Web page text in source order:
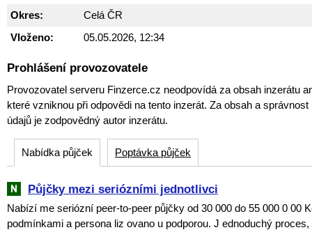
Okres:
Celá ČR
Vloženo:
05.05.2026, 12:34
Prohlášení provozovatele
Provozovatel serveru Finzerce.cz neodpovídá za obsah inzerátu
které vzniknou při odpovědi na tento inzerát. Za obsah a
údajů je zodpovědný autor inzerátu.
Nabídka půjček Poptávka půjček
Půjčky mezi seriózními jednotlivci
Nabízí me seriózní peer-to-peer půjčky od 30 000 do 55 000 0 00
podmínkami a persona liz ovano u podporou. J ednoduchý